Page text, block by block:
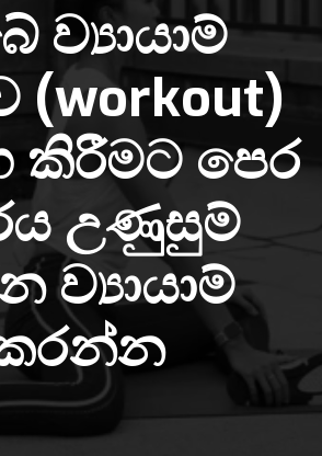
ව්‍යායාම්
(workout)
කිරීමට පෙර
උණුසුම්
ව්‍යායාම්